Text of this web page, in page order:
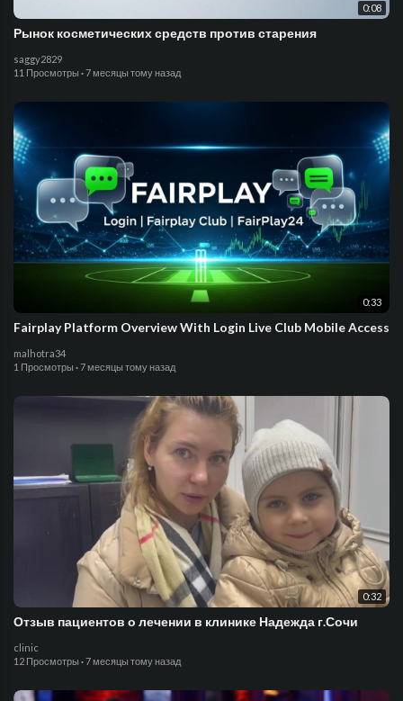
0:08
Рынок косметических средств против старения
saggy2829
11 Просмотры ·7 месяцы тому назад
0:33
Fairplay Platform Overview With Login Live Club Mobile Access
malhotra34
1 Просмотры ·7 месяцы тому назад
0:32
Отзыв пациентов о лечении в клинике Надежда г.Сочи
clinic
12 Просмотры ·7 месяцы тому назад